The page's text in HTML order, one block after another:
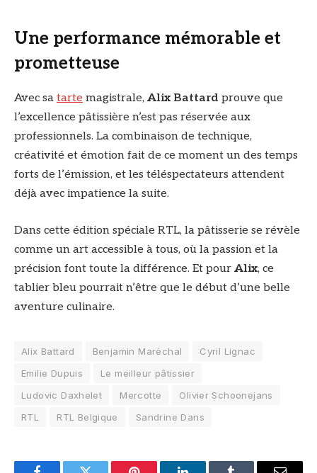
Une performance mémorable et
prometteuse
Avec sa tarte magistrale, Alix Battard prouve que
l’excellence pâtissière n’est pas réservée aux
professionnels. La combinaison de technique,
créativité et émotion fait de ce moment un des temps
forts de l’émission, et les téléspectateurs attendent
déjà avec impatience la suite.
Dans cette édition spéciale RTL, la pâtisserie se révèle
comme un art accessible à tous, où la passion et la
précision font toute la différence. Et pour Alix, ce
tablier bleu pourrait n’être que le début d’une belle
aventure culinaire.
Alix Battard Benjamin Maréchal
Cyril Lignac
Emilie Dupuis
Le meilleur pâtissier
Ludovic Daxhelet
Mercotte
Olivier Schoonejans
RTL
RTL Belgique Sandrine Dans